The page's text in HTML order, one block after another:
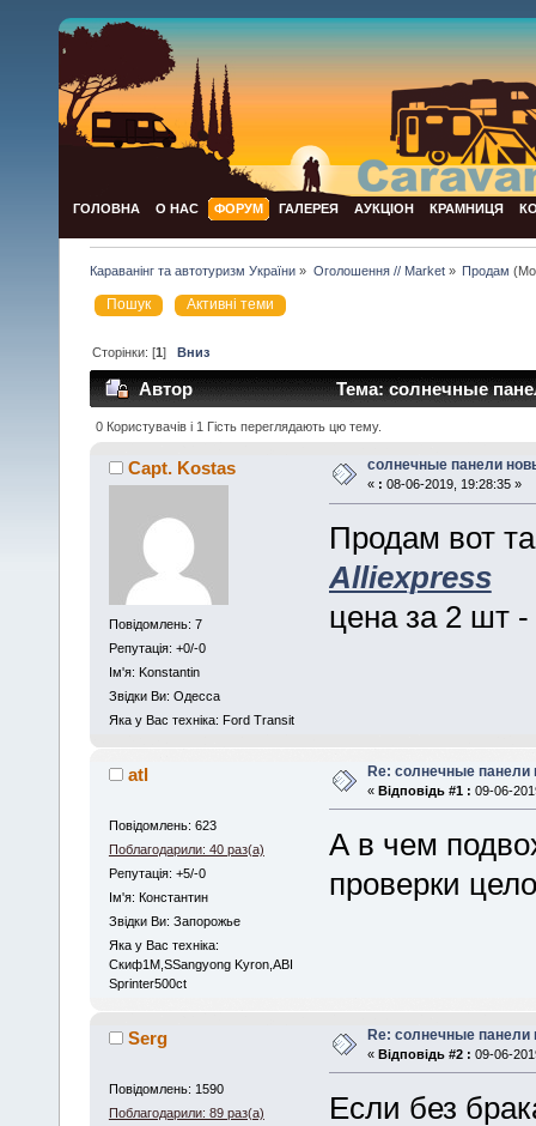
ГОЛОВНА О НАС ФОРУМ ГАЛЕРЕЯ АУКЦІОН КРАМНИЦЯ
Караванінг та автотуризм України » Оголошення // Market» Продам
Пошук Активні теми
Сторінки: [1]Вниз
Автор Тема: солнечные
0 Користувачів і 1 Гість переглядають цю тему.
Capt. Kostas
Повідомлень: 7
Репутація: +0/-0
Iм'я: Konstantin
Звідки Ви: Одесса
Яка у Вас техніка: Ford Transit
солнечные панели
« : 08-06-2019, 19:28:35 »
Продам вот
Alliexpress
цена за 2 шт
atl
Повідомлень: 623
Поблагодарили: 40 раз(а)
Репутація: +5/-0
Iм'я: Константин
Звідки Ви: Запорожье
Яка у Вас техніка:
Скиф1М,SSangyong Kyron,ABI
Sprinter500ct
Re: солнечные панели
« Відповідь #1 : 09-06-
А в чем
проверки
Serg
Повідомлень: 1590
Поблагодарили: 89 раз(а)
Re: солнечные панели
« Відповідь #2 : 09-06-
Если без